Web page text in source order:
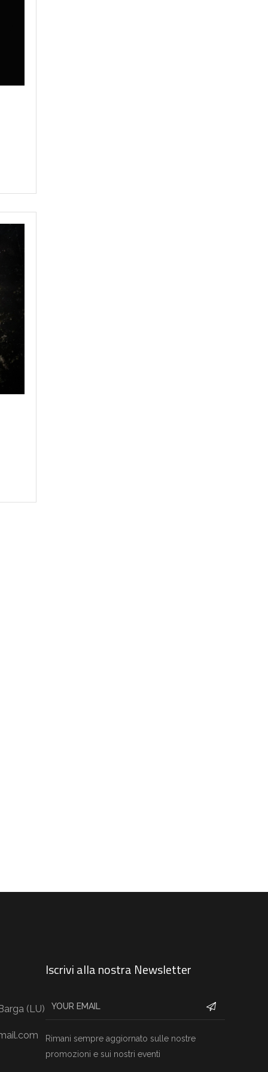
(LU)
Iscrivi alla nostra Newsletter
Rimani sempre aggiornato sulle nostre
promozioni e sui nostri eventi